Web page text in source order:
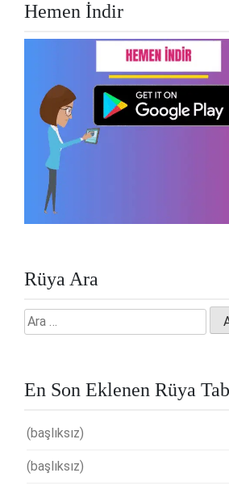
Hemen İndir
Rüya Ara
Arama:
En Son Eklenen Rüya
(başlıksız)
(başlıksız)